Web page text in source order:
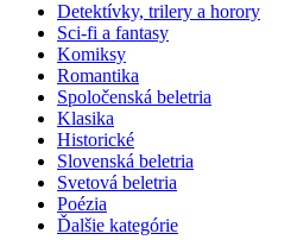
Detektívky, trilery a horory
Sci-fi a fantasy
Komiksy
Romantika
Spoločenská beletria
Klasika
Historické
Slovenská beletria
Svetová beletria
Poézia
Ďalšie kategórie